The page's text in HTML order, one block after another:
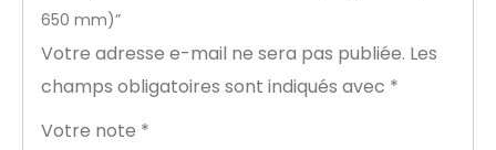
650 mm)”
Votre adresse e-mail ne sera pas publiée. Les
champs obligatoires sont indiqués avec *
Votre note *